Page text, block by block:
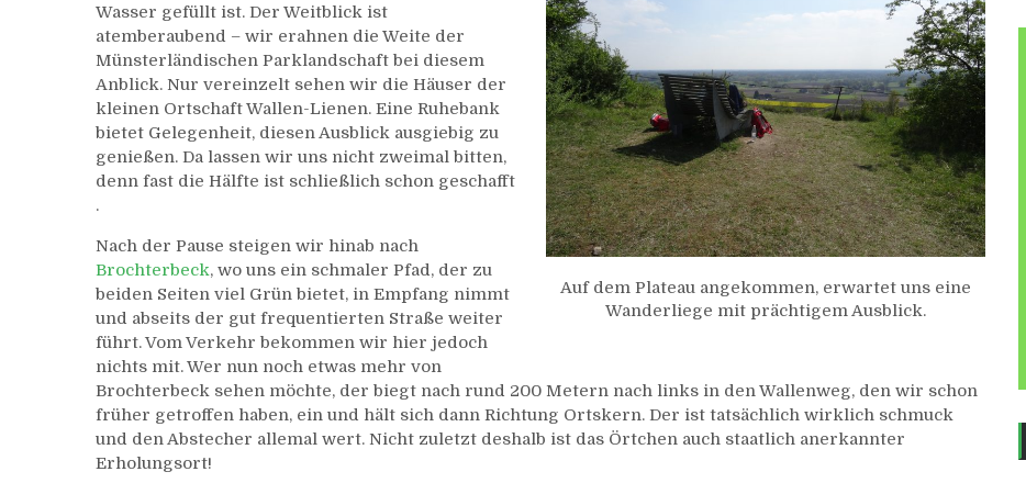
Auf dem Plateau angekommen, erwartet uns eine
Wanderliege mit prächtigem Ausblick.
Wasser gefüllt ist. Der Weitblick ist
atemberaubend – wir erahnen die Weite der
Münsterländischen Parklandschaft bei diesem
Anblick. Nur vereinzelt sehen wir die Häuser der
kleinen Ortschaft Wallen-Lienen. Eine Ruhebank
bietet Gelegenheit, diesen Ausblick ausgiebig zu
genießen. Da lassen wir uns nicht zweimal bitten,
denn fast die Hälfte ist schließlich schon geschafft
.
Nach der Pause steigen wir hinab nach
Brochterbeck, wo uns ein schmaler Pfad, der zu
beiden Seiten viel Grün bietet, in Empfang nimmt
und abseits der gut frequentierten Straße weiter
führt. Vom Verkehr bekommen wir hier jedoch
nichts mit. Wer nun noch etwas mehr von
Brochterbeck sehen möchte, der biegt nach rund 200 Metern nach links in den Wallenweg, den wir schon
früher getroffen haben, ein und hält sich dann Richtung Ortskern. Der ist tatsächlich wirklich schmuck
und den Abstecher allemal wert. Nicht zuletzt deshalb ist das Örtchen auch staatlich anerkannter
Erholungsort!